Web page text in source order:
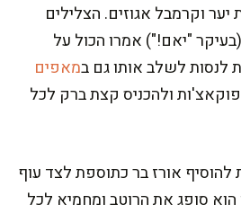
וקרמבל אגוזים. הצלילים
"יאם!") אמרו הכול על
לנסות לשלב אותו גם במאפים
ולהכניס קצת ברק לכל
להוסיף אורז בר כתוספת לצד עוף
הוא סופג את הרוטב ומחמיא לכל